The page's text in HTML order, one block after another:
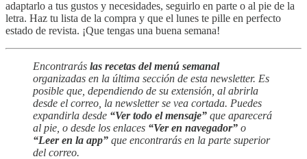
adaptarlo a tus gustos y necesidades, seguirlo en parte o al pie de la
letra. Haz tu lista de la compra y que el lunes te pille en perfecto
estado de revista. ¡Que tengas una buena semana!
Encontrarás las recetas del menú semanal
organizadas en la última sección de esta newsletter. Es
posible que, dependiendo de su extensión, al abrirla
desde el correo, la newsletter se vea cortada. Puedes
expandirla desde “Ver todo el mensaje” que aparecerá
al pie, o desde los enlaces “Ver en navegador” o
“Leer en la app” que encontrarás en la parte superior
del correo.